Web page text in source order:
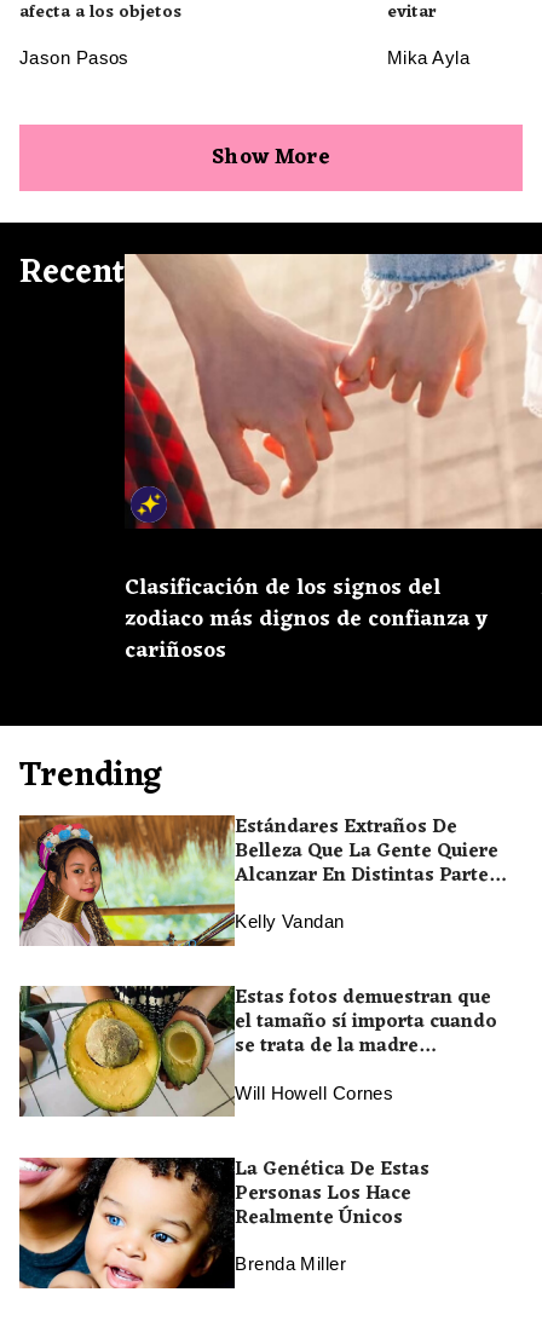
afecta a los objetos
Jason Pasos
evitar
Mika Ayla
Show More
Recent
Clasificación de los signos del
zodiaco más dignos de confianza y
cariñosos
Trending
Estándares Extraños De
Belleza Que La Gente Quiere
Alcanzar En Distintas Partes
Kelly Vandan
Estas fotos demuestran que
el tamaño sí importa cuando
se trata de la madre
Will Howell Cornes
La Genética De Estas
Personas Los Hace
Realmente Únicos
Brenda Miller